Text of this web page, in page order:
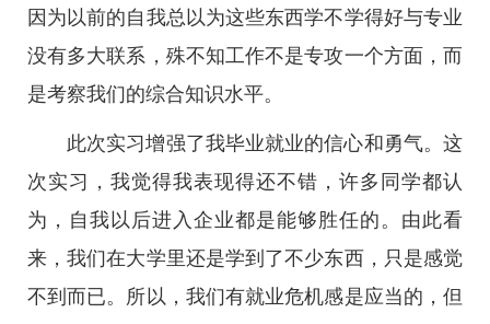
因为以前的自我总以为这些东西学不学得好与专业
没有多大联系，殊不知工作不是专攻一个方面，而
是考察我们的综合知识水平。
此次实习增强了我毕业就业的信心和勇气。这
次实习，我觉得我表现得还不错，许多同学都认
为，自我以后进入企业都是能够胜任的。由此看
来，我们在大学里还是学到了不少东西，只是感觉
不到而已。所以，我们有就业危机感是应当的，但